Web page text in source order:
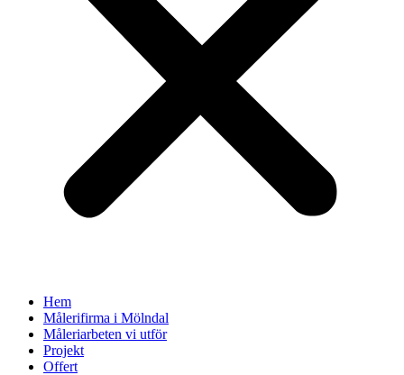
Hem
Målerifirma i Mölndal
Måleriarbeten vi utför
Projekt
Offert